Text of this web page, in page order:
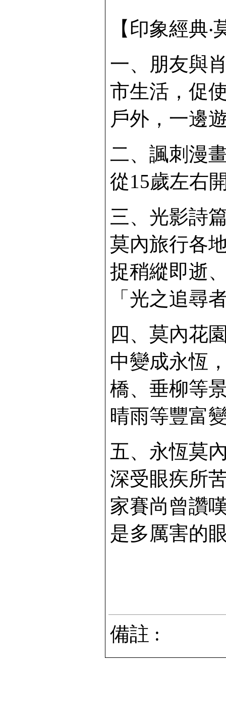
【印象經典
一、朋友與
市生活，促
戶外，一邊
二、諷刺漫
從15歲左右
三、光影詩
莫內旅行各
捉稍縱即逝
「光之追尋
四、莫內花
中變成永恆
橋、垂柳等
晴雨等豐富
五、永恆莫
深受眼疾所
家賽尚曾讚
是多厲害的
備註 :